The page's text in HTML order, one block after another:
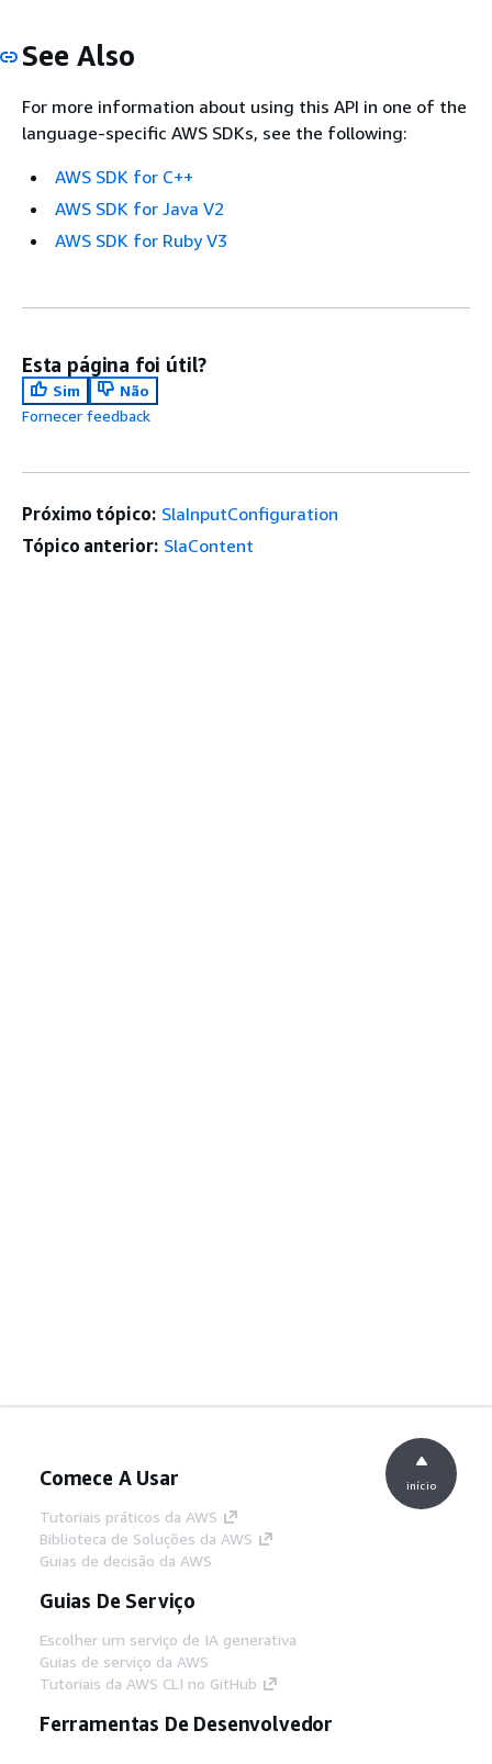
See Also
For more information about using this API in one of the
language-specific AWS SDKs, see the following:
AWS SDK for C++
AWS SDK for Java V2
AWS SDK for Ruby V3
Esta página foi útil?
Sim
Não
Fornecer feedback
Próximo tópico: SlaInputConfiguration
Tópico anterior: SlaContent
Comece A Usar
Tutoriais práticos da AWS
Biblioteca de Soluções da AWS
Guias de decisão da AWS
Guias De Serviço
Escolher um serviço de IA generativa
Guias de serviço da AWS
Tutoriais da AWS CLI no GitHub
Ferramentas De Desenvolvedor
início